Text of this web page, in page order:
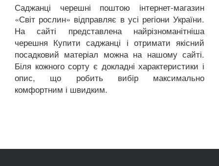
Саджанці черешні поштою інтернет-магазин
«Світ рослин» відправляє в усі регіони України.
На сайті представлена найрізноманітніша
черешня Купити саджанці і отримати якісний
посадковий матеріал можна на нашому сайті.
Біля кожного сорту є докладні характеристики і
опис, що робить вибір максимально
комфортним і швидким.